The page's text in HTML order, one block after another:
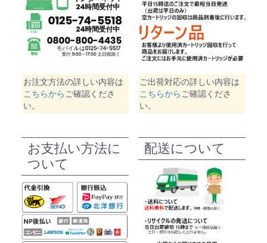
お注文方法の詳しい内容は
こちらから ご確認くださ
い。
ご出荷対応の詳しい内容は
こちらから ご確認くださ
い。
お支払い方法に
ついて
配送について